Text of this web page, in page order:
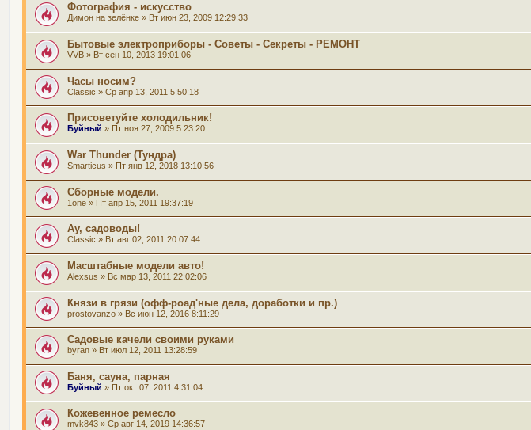
Фотография - искусство
Димон на зелёнке » Вт июн 23, 2009 12:29:33
Бытовые электроприборы - Советы - Секреты - РЕМОНТ
VVB » Вт сен 10, 2013 19:01:06
Часы носим?
Classic » Ср апр 13, 2011 5:50:18
Присоветуйте холодильник!
Буйный » Пт ноя 27, 2009 5:23:20
War Thunder (Тундра)
Smarticus » Пт янв 12, 2018 13:10:56
Сборные модели.
1one » Пт апр 15, 2011 19:37:19
Ау, садоводы!
Classic » Вт авг 02, 2011 20:07:44
Масштабные модели авто!
Alexsus » Вс мар 13, 2011 22:02:06
Князи в грязи (офф-роад'ные дела, доработки и пр.)
prostovanzo » Вс июн 12, 2016 8:11:29
Садовые качели своими руками
byran » Вт июл 12, 2011 13:28:59
Баня, сауна, парная
Буйный » Пт окт 07, 2011 4:31:04
Кожевенное ремесло
mvk843 » Ср авг 14, 2019 14:36:57